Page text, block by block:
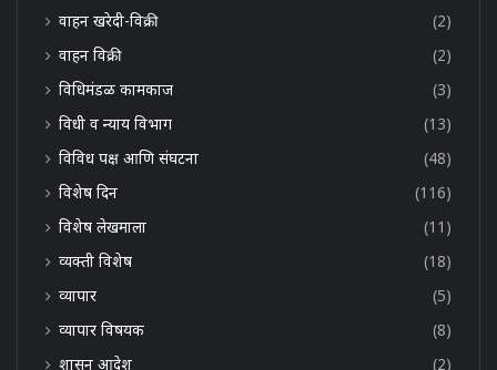
वाहन खरेदी-विक्री
(2)
वाहन विक्री
(2)
विधिमंडळ कामकाज
(3)
विधी व न्याय विभाग
(13)
विविध पक्ष आणि संघटना
(48)
विशेष दिन
(116)
विशेष लेखमाला
(11)
व्यक्ती विशेष
(18)
व्यापार
(5)
व्यापार विषयक
(8)
शासन आदेश
(2)